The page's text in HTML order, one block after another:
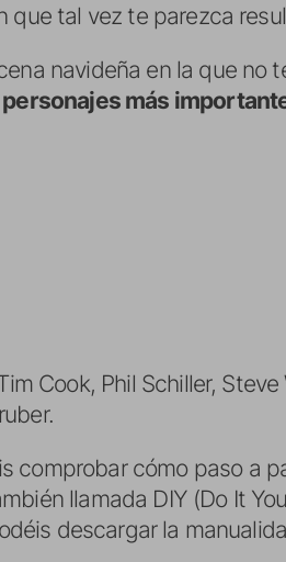
que tal vez te parezca
navideña en la que no
más
Cook, Phil Schiller,
comprobar cómo paso a
llamada DIY (Do It
descargar la